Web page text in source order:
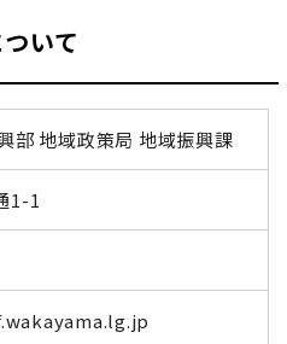
いて
部 地域政策局 地域振興課
1-1